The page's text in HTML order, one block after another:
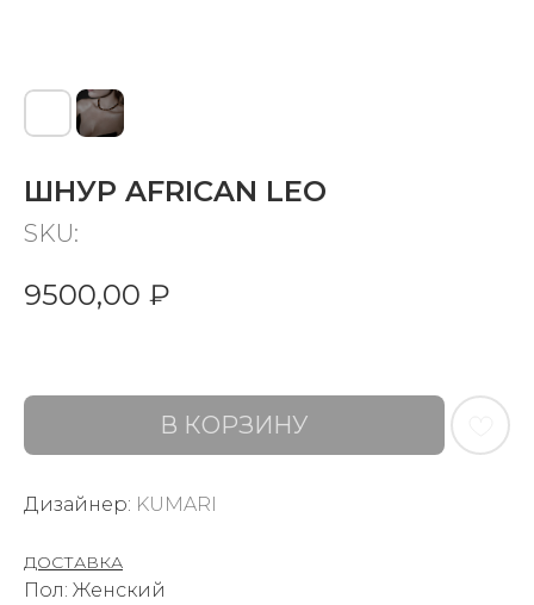
ШНУР AFRICAN LEO
SKU:
9500,00 ₽
В КОРЗИНУ
Дизайнер: KUMARI
ДОСТАВКА
Пол: Женский